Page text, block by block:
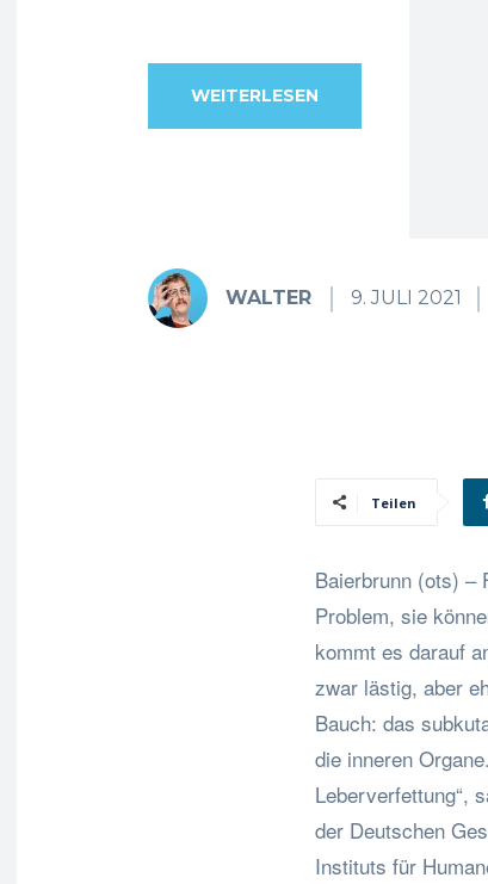
WEITERLESEN
WALTER 9. JULI 2021
Teilen
Baierbrunn (ots) –
Problem, sie
kommt es darauf
zwar lästig, aber
Bauch: das
die inneren
Leberverfettung“,
der Deutschen
Instituts für